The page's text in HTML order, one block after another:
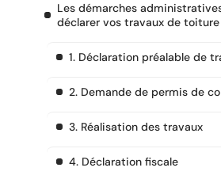
Les démarches
déclarer vos travaux de toiture
1. Déclaration préalable de
2. Demande de permis de
3. Réalisation des travaux
4. Déclaration fiscale